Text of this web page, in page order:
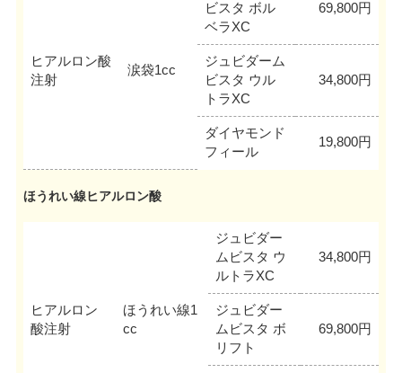
ヒアルロン酸
注射
涙袋1cc
ビスタ ボル
ベラXC
69,800円
ジュビダーム
ビスタ ウル
トラXC
34,800円
ダイヤモンド
フィール
19,800円
ほうれい線ヒアルロン酸
ヒアルロン
酸注射
ほうれい線1
cc
ジュビダー
ムビスタ ウ
ルトラXC
34,800円
ジュビダー
ムビスタ ボ
リフト
69,800円